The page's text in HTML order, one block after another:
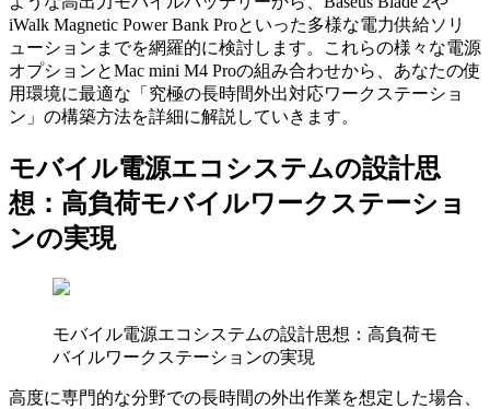
iWalk Magnetic Power Bank Proといった多様な電力供給ソリ
ューションまでを網羅的に検討します。これらの様々な電源
オプションとMac mini M4 Proの組み合わせから、あなたの使
用環境に最適な「究極の長時間外出対応ワークステーショ
ン」の構築方法を詳細に解説していきます。
モバイル電源エコシステムの設計思
想：高負荷モバイルワークステーショ
ンの実現
モバイル電源エコシステムの設計思想：高負荷モ
バイルワークステーションの実現
高度に専門的な分野での長時間の外出作業を想定した場合、